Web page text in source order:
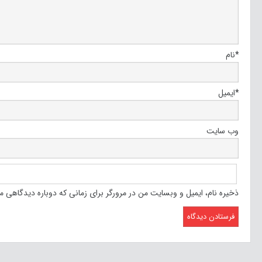
نام*
ایمیل*
وب‌ سایت
ذخیره نام، ایمیل و وبسایت من در مرورگر برای زمانی که دوباره